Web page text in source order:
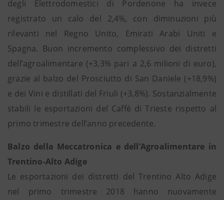
degli Elettrodomestici di Pordenone ha invece
registrato un calo del 2,4%, con diminuzioni più
rilevanti nel Regno Unito, Emirati Arabi Uniti e
Spagna. Buon incremento complessivo dei distretti
dell’agroalimentare (+3,3% pari a 2,6 milioni di euro),
grazie al balzo del Prosciutto di San Daniele (+18,9%)
e dei Vini e distillati del Friuli (+3,8%). Sostanzialmente
stabili le esportazioni del Caffè di Trieste rispetto al
primo trimestre dell’anno precedente.
Balzo della Meccatronica e dell’Agroalimentare in
Trentino-Alto Adige
Le esportazioni dei distretti del Trentino Alto Adige
nel primo trimestre 2018 hanno nuovamente